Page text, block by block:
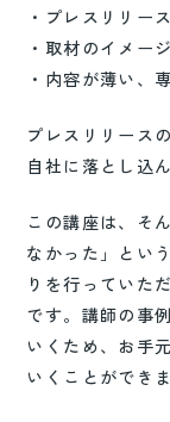
・プレスリリー
・取材のイメー
・内容が薄い、
プレスリリース
自社に落とし込
この講座は、そ
なかった」とい
りを行っていた
です。講師の事
いくため、お手
いくことができま